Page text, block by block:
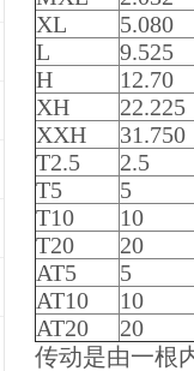
XL
5.080
L
9.525
H
12.70
XH
22.225
XXH
31.750
T2.5
2.5
T5
5
T10
10
T20
20
AT5
5
AT10
10
AT20
20
传动是由一根